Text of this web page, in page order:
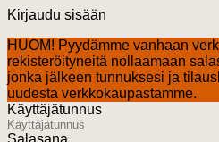
Kirjaudu sisään
HUOM! Pyydämme vanhaan
rekisteröityneitä nollaamaan
jonka jälkeen tunnuksesi ja
uudesta verkkokaupastamme.
Käyttäjätunnus